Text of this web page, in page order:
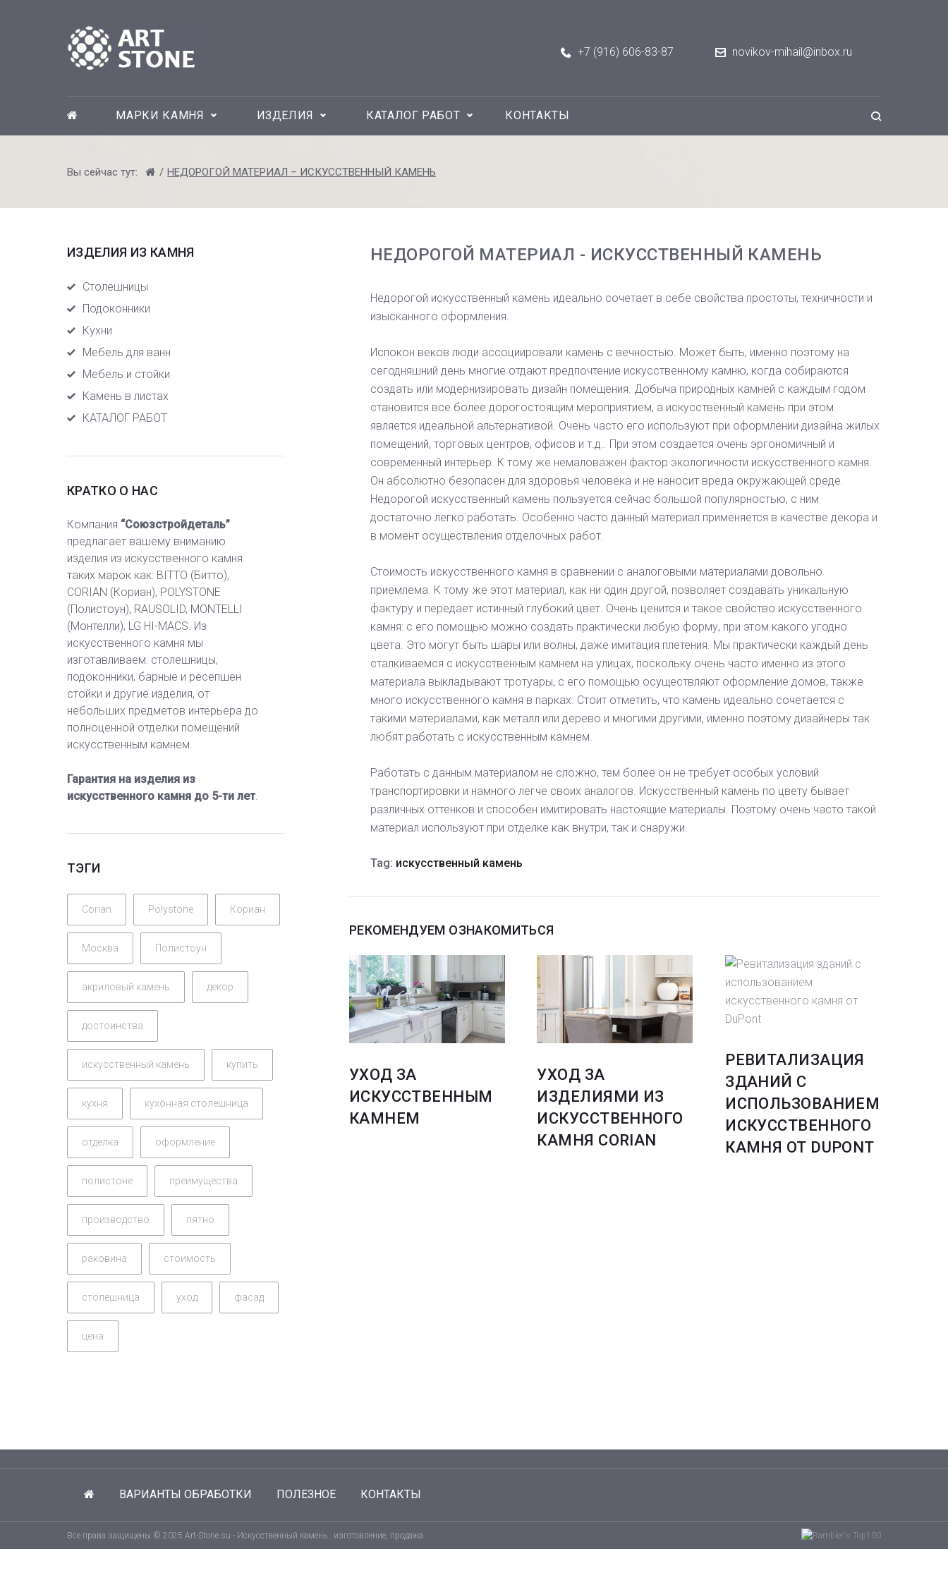
+7 (916) 606-83-87 novikov-mihail@inbox.ru
МАРКИ КАМНЯ ИЗДЕЛИЯ КАТАЛОГ РАБОТ КОНТАКТЫ
Вы сейчас тут: / НЕДОРОГОЙ МАТЕРИАЛ – ИСКУССТВЕННЫЙ КАМЕНЬ
НЕДОРОГОЙ МАТЕРИАЛ - ИСКУССТВЕННЫЙ КАМЕНЬ
Недорогой искусственный камень идеально сочетает в себе свойства простоты, техничности и
изысканного оформления.
Испокон веков люди ассоциировали камень с вечностью. Может быть, именно поэтому на
сегодняшний день многие отдают предпочтение искусственному камню, когда собираются
создать или модернизировать дизайн помещения. Добыча природных камней с каждым годом
становится все более дорогостоящим мероприятием, а искусственный камень при этом
является идеальной альтернативой. Очень часто его используют при оформлении дизайна жилых
помещений, торговых центров, офисов и т.д.. При этом создается очень эргономичный и
современный интерьер. К тому же немаловажен фактор экологичности искусственного камня.
Он абсолютно безопасен для здоровья человека и не наносит вреда окружающей среде.
Недорогой искусственный камень пользуется сейчас большой популярностью, с ним
достаточно легко работать. Особенно часто данный материал применяется в качестве декора и
в момент осуществления отделочных работ.
Стоимость искусственного камня в сравнении с аналоговыми материалами довольно
приемлема. К тому же этот материал, как ни один другой, позволяет создавать уникальную
фактуру и передает истинный глубокий цвет. Очень ценится и такое свойство искусственного
камня: с его помощью можно создать практически любую форму, при этом какого угодно
цвета. Это могут быть шары или волны, даже имитация плетения. Мы практически каждый день
сталкиваемся с искусственным камнем на улицах, поскольку очень часто именно из этого
материала выкладывают тротуары, с его помощью осуществляют оформление домов, также
много искусственного камня в парках. Стоит отметить, что камень идеально сочетается с
такими материалами, как металл или дерево и многими другими, именно поэтому дизайнеры так
любят работать с искусственным камнем.
Работать с данным материалом не сложно, тем более он не требует особых условий
транспортировки и намного легче своих аналогов. Искусственный камень по цвету бывает
различных оттенков и способен имитировать настоящие материалы. Поэтому очень часто такой
материал используют при отделке как внутри, так и снаружи.
Tag: искусственный камень
РЕКОМЕНДУЕМ ОЗНАКОМИТЬСЯ
УХОД ЗА
ИСКУССТВЕННЫМ
КАМНЕМ
УХОД ЗА
ИЗДЕЛИЯМИ ИЗ
ИСКУССТВЕННОГО
КАМНЯ CORIAN
РЕВИТАЛИЗАЦИЯ
ЗДАНИЙ С
ИСПОЛЬЗОВАНИЕМ
ИСКУССТВЕННОГО
КАМНЯ ОТ DUPONT
ИЗДЕЛИЯ ИЗ КАМНЯ
Столешницы
Подоконники
Кухни
Мебель для ванн
Мебель и стойки
Камень в листах
КАТАЛОГ РАБОТ
КРАТКО О НАС
Компания “Союзстройдеталь”
предлагает вашему вниманию
изделия из искусственного камня
таких марок как: BITTO (Битто),
CORIAN (Кориан), POLYSTONE
(Полистоун), RAUSOLID, MONTELLI
(Монтелли), LG HI-MACS. Из
искусственного камня мы
изготавливаем: столешницы,
подоконники, барные и ресепшен
стойки и другие изделия, от
небольших предметов интерьера до
полноценной отделки помещений
искусственным камнем.
Гарантия на изделия из
искусственного камня до 5-ти лет.
ТЭГИ
Corian Polystone Кориан
Москва Полистоун
акриловый камень декор
достоинства
искусственный камень купить
кухня кухонная столешница
отделка оформление
полистоне преимущества
производство пятно
раковина стоимость
столешница уход фасад
цена
ВАРИАНТЫ ОБРАБОТКИ ПОЛЕЗНОЕ КОНТАКТЫ
Все права защищены © 2025 Art-Stone.su - Искусственный камень : изготовление, продажа.